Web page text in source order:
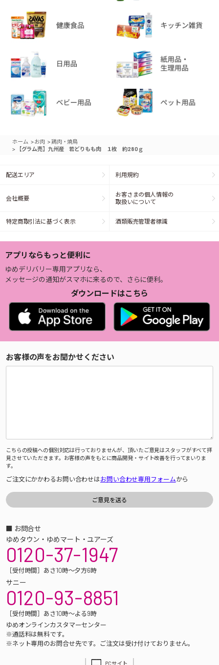
ホーム >お肉 >鶏肉・焼鳥
> 【グラム売】九州産 若どりもも肉 １枚 約280ｇ
配送エリア 利用規約
会社概要
お客さまの個人情報の
取扱いについて
特定商取引法に基づく表示 酒類販売管理者標識
アプリならもっと便利に
ゆめデリバリー専用アプリなら、
メッセージの通知がスマホに来るので、さらに便利。
ダウンロードはこちら
お客様の声をお聞かせください
こちらの投稿への個別対応は行っておりませんが、頂いたご意見はスタッフがすべて拝
見させていただきます。お客様の声をもとに商品開発・サイト改善を行ってまいりま
す。
ご注文にかかわるお問い合わせはお問い合わせ専用フォームから
■ お問合せ
ゆめタウン・ゆめマート・ユアーズ
0120-37-1947
［受付時間］あさ10時～夕方6時
サニー
0120-93-8851
［受付時間］あさ10時～よる9時
ゆめオンラインカスタマーセンター
※通話料は無料です。
※ネット専用のお問合せ先です。ご注文は受け付けておりません。
PCサイト